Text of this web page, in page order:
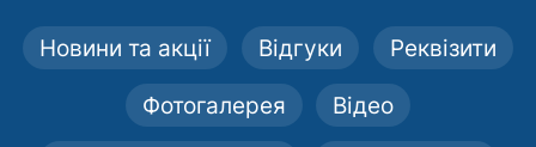
Новини та акції Відгуки Реквізити
Фотогалерея Відео